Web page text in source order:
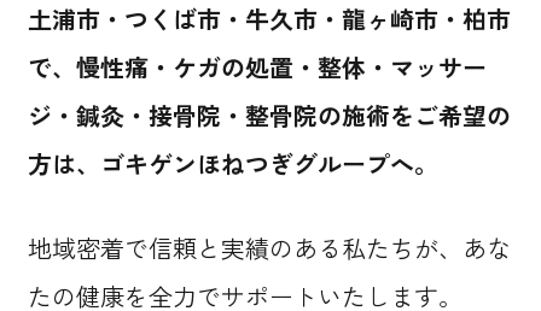
土浦市・つくば市・牛久市・龍ヶ崎市・柏市
で、慢性痛・ケガの処置・整体・マッサー
ジ・鍼灸・接骨院・整骨院の施術をご希望の
方は、ゴキゲンほねつぎグループへ。
地域密着で信頼と実績のある私たちが、あな
たの健康を全力でサポートいたします。